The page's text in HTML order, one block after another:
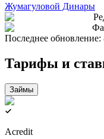
Жумагуловой Динары
Последнее обновление:
Тарифы и
Займы
Acredit